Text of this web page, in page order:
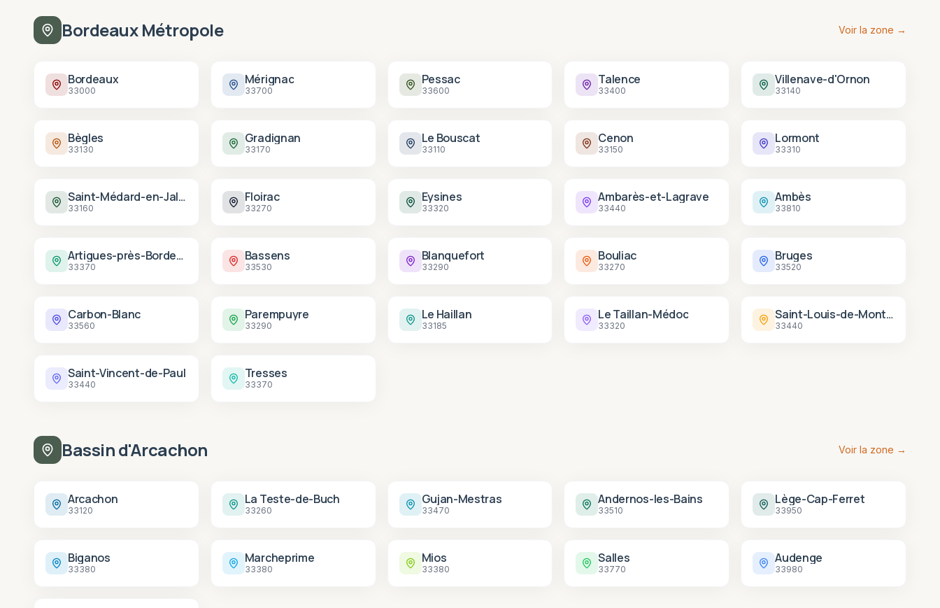
Bordeaux Métropole Voir la zone →
Bordeaux
33000
Mérignac
33700
Pessac
33600
Talence
33400
Villenave-d'Ornon
33140
Bègles
33130
Gradignan
33170
Le Bouscat
33110
Cenon
33150
Lormont
33310
Saint-Médard-en-Jalles
33160
Floirac
33270
Eysines
33320
Ambarès-et-Lagrave
33440
Ambès
33810
Artigues-près-Bordeaux
33370
Bassens
33530
Blanquefort
33290
Bouliac
33270
Bruges
33520
Carbon-Blanc
33560
Parempuyre
33290
Le Haillan
33185
Le Taillan-Médoc
33320
Saint-Louis-de-Montferrand
33440
Saint-Vincent-de-Paul
33440
Tresses
33370
Bassin d'Arcachon Voir la zone →
Arcachon
33120
La Teste-de-Buch
33260
Gujan-Mestras
33470
Andernos-les-Bains
33510
Lège-Cap-Ferret
33950
Biganos
33380
Marcheprime
33380
Mios
33380
Salles
33770
Audenge
33980